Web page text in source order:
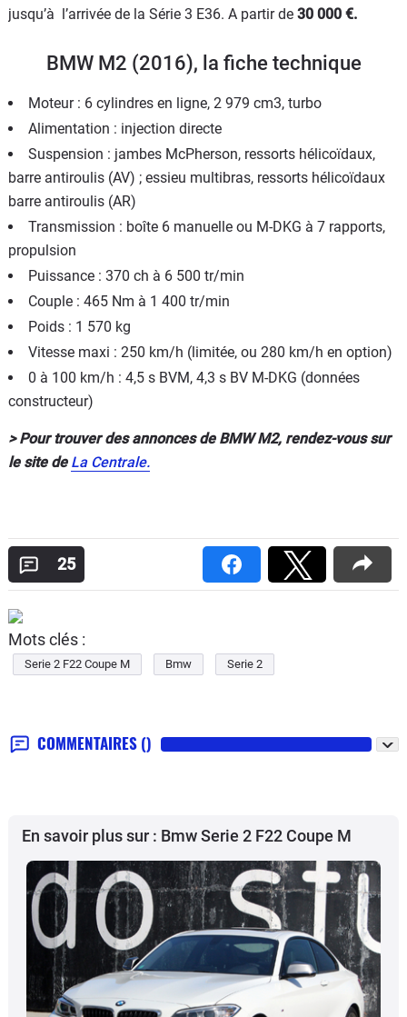
jusqu’à l’arrivée de la Série 3 E36. A partir de 30 000 €.
BMW M2 (2016), la fiche technique
Moteur : 6 cylindres en ligne, 2 979 cm3, turbo
Alimentation : injection directe
Suspension : jambes McPherson, ressorts hélicoïdaux,
barre antiroulis (AV) ; essieu multibras, ressorts hélicoïdaux
barre antiroulis (AR)
Transmission : boîte 6 manuelle ou M-DKG à 7 rapports,
propulsion
Puissance : 370 ch à 6 500 tr/min
Couple : 465 Nm à 1 400 tr/min
Poids : 1 570 kg
Vitesse maxi : 250 km/h (limitée, ou 280 km/h en option)
0 à 100 km/h : 4,5 s BVM, 4,3 s BV M-DKG (données
constructeur)
> Pour trouver des annonces de BMW M2, rendez-vous sur
le site de La Centrale.
25
Mots clés :
Serie 2 F22 Coupe M Bmw Serie 2
COMMENTAIRES ()
En savoir plus sur : Bmw Serie 2 F22 Coupe M